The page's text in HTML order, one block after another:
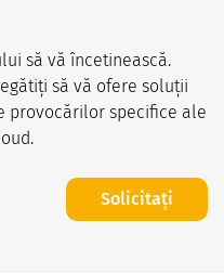
să vă încetinească.
să vă ofere soluții
provocărilor specifice ale
Solicitați